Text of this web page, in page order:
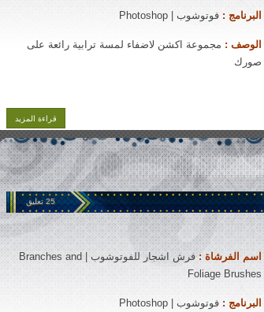
البرنامج : فوتوشوب | Photoshop
الوصف : مجموعة اكشن لاضفاء لمسة ترابية رائعة على
صورك
قراءة المزيد
25 تعليق
اسم الفرشاة :
فرش اشجار للفوتوشوب | Branches and
Foliage Brushes
البرنامج : فوتوشوب | Photoshop